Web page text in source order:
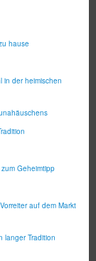
hause
in der heimischen
Geheimtipp
auf dem Markt
langer Tradition